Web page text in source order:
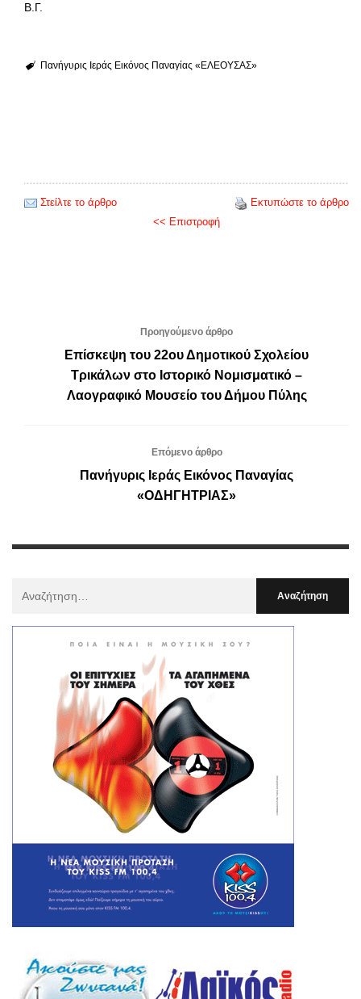
Β.Γ.
Πανήγυρις Ιεράς Εικόνος Παναγίας «ΕΛΕΟΥΣΑΣ»
Στείλτε το άρθρο
Εκτυπώστε το άρθρο
<< Επιστροφή
Προηγούμενο άρθρο
Επίσκεψη του 22ου Δημοτικού Σχολείου
Τρικάλων στο Ιστορικό Νομισματικό –
Λαογραφικό Μουσείο του Δήμου Πύλης
Επόμενο άρθρο
Πανήγυρις Ιεράς Εικόνος Παναγίας
«ΟΔΗΓΗΤΡΙΑΣ»
: